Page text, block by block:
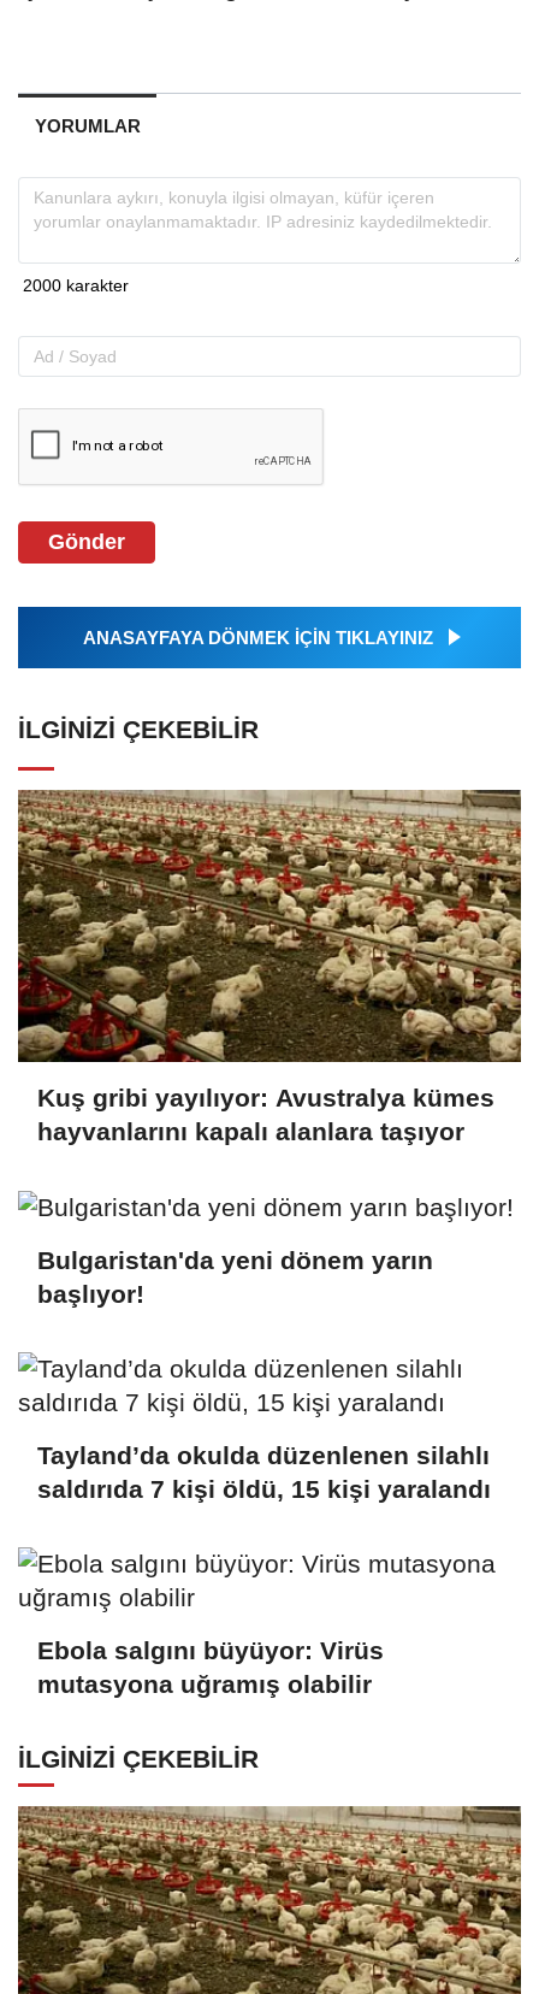
YORUMLAR
Gönder
ANASAYFAYA DÖNMEK İÇİN TIKLAYINIZ
İLGINIZI ÇEKEBILIR
Kuş gribi yayılıyor: Avustralya kümes
hayvanlarını kapalı alanlara taşıyor
Bulgaristan'da yeni dönem yarın
başlıyor!
Tayland’da okulda düzenlenen silahlı
saldırıda 7 kişi öldü, 15 kişi yaralandı
Ebola salgını büyüyor: Virüs
mutasyona uğramış olabilir
İLGINIZI ÇEKEBILIR